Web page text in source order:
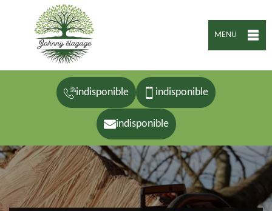
MENU
indisponible indisponible
indisponible